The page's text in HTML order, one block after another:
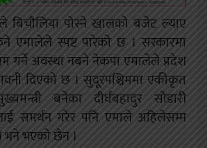
बिचौलिया पोस्ने खालको बजेट ल्याए
एमालेले स्पष्ट पारेको छ । सरकारमा
गर्ने अवस्था नबने नेकपा एमालेले प्रदेश
दिएको छ । सुदूरपश्चिममा एकीकृत
बनेका दीर्घबहादुर सोडारी
समर्थन गरेर पनि एमाले अहिलेसम्म
भने भएको छैन ।